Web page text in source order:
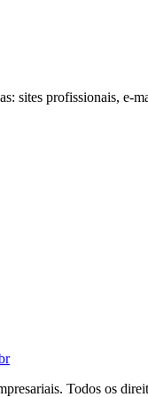
sites profissionais,
Todos os